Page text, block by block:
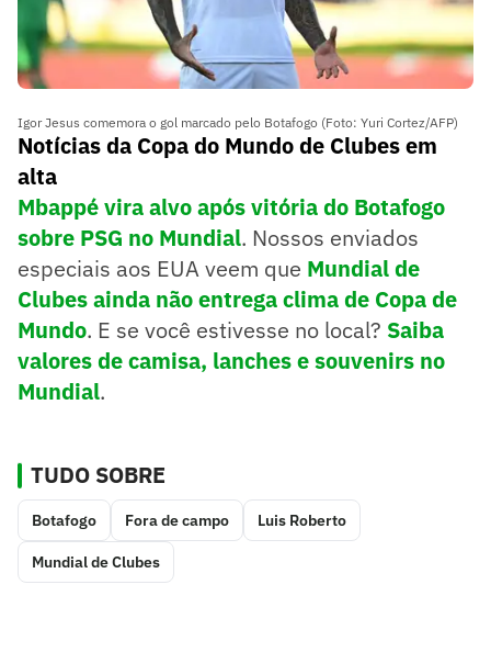
Igor Jesus comemora o gol marcado pelo Botafogo (Foto: Yuri Cortez/AFP)
Notícias da Copa do Mundo de Clubes em
alta
Mbappé vira alvo após vitória do Botafogo
sobre PSG no Mundial. Nossos enviados
especiais aos EUA veem que Mundial de
Clubes ainda não entrega clima de Copa de
Mundo. E se você estivesse no local? Saiba
valores de camisa, lanches e souvenirs no
Mundial.
TUDO SOBRE
Botafogo Fora de campo Luis Roberto
Mundial de Clubes